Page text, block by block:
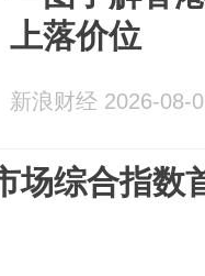
上落价位
新浪财经 2026-08-
场综合指数